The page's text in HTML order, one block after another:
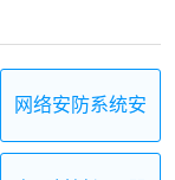
网络安防系统安